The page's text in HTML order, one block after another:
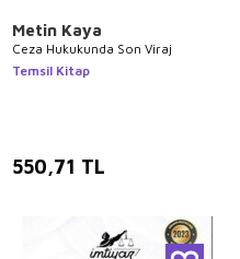
Metin Kaya
Ceza Hukukunda Son Viraj
Temsil Kitap
550,71 TL